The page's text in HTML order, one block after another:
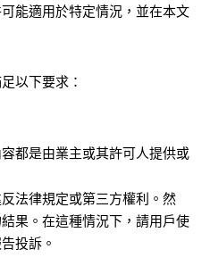
能適用於特定情況，並在本文
以下要求：
都是由業主或其許可人提供或
法律規定或第三方權利。然
果。在這種情況下，請用戶使
投訴。